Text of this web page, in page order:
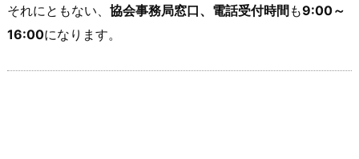
それにともない、 協会事務局窓口、電話受付時間も9:00～
16:00になります。